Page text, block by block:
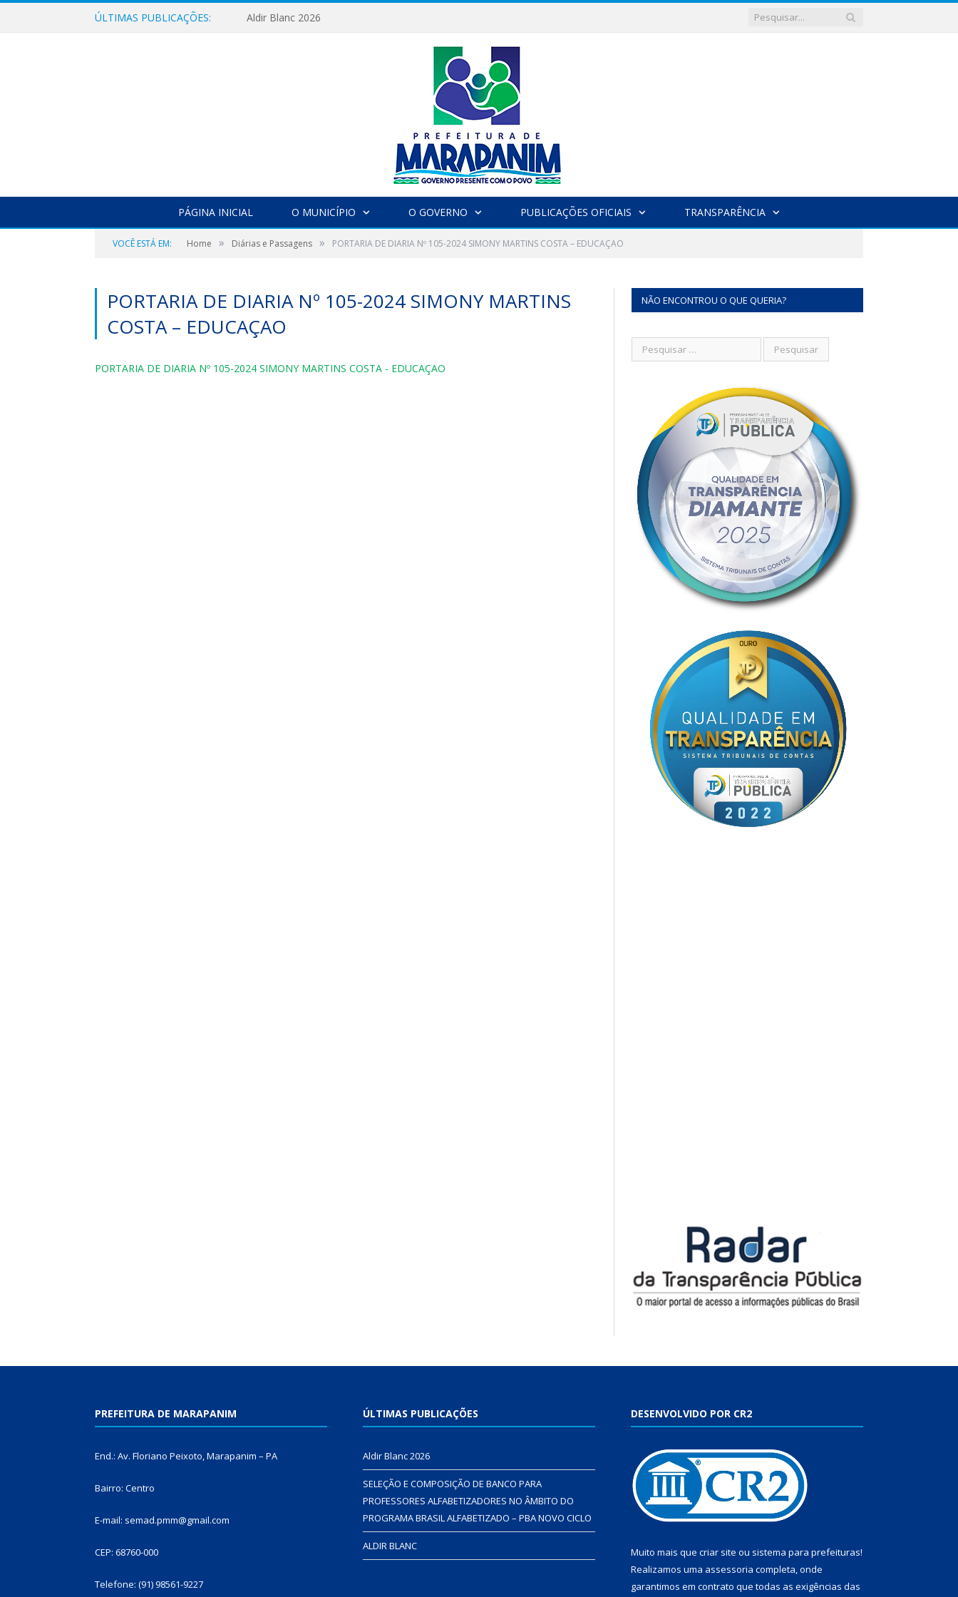
ÚLTIMAS PUBLICAÇÕES: Aldir Blanc 2026
PÁGINA INICIAL O MUNICÍPIO O GOVERNO PUBLICAÇÕES OFICIAIS TRANSPARÊNCIA
VOCÊ ESTÁ EM: Home » Diárias e Passagens » PORTARIA DE DIARIA Nº 105-2024 SIMONY MARTINS COSTA – EDUCAÇAO
PORTARIA DE DIARIA Nº 105-2024 SIMONY MARTINS
COSTA – EDUCAÇAO
PORTARIA DE DIARIA Nº 105-2024 SIMONY MARTINS COSTA - EDUCAÇAO
NÃO ENCONTROU O QUE QUERIA?
PREFEITURA DE MARAPANIM
End.: Av. Floriano Peixoto, Marapanim – PA
Bairro: Centro
E-mail: semad.pmm@gmail.com
CEP: 68760-000
Telefone: (91) 98561-9227
ÚLTIMAS PUBLICAÇÕES
Aldir Blanc 2026
SELEÇÃO E COMPOSIÇÃO DE BANCO PARA
PROFESSORES ALFABETIZADORES NO ÂMBITO DO
PROGRAMA BRASIL ALFABETIZADO – PBA NOVO CICLO
ALDIR BLANC
DESENVOLVIDO POR CR2
Muito mais que criar site ou sistema para prefeituras!
Realizamos uma assessoria completa, onde
garantimos em contrato que todas as exigências das